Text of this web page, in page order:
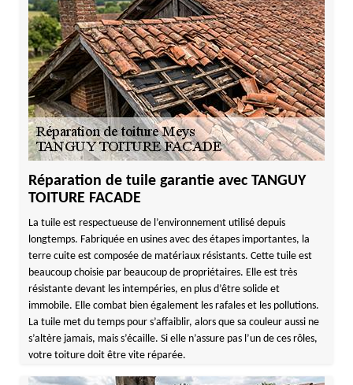
Réparation de tuile garantie avec TANGUY
TOITURE FACADE
La tuile est respectueuse de l’environnement utilisé depuis
longtemps. Fabriquée en usines avec des étapes importantes, la
terre cuite est composée de matériaux résistants. Cette tuile est
beaucoup choisie par beaucoup de propriétaires. Elle est très
résistante devant les intempéries, en plus d’être solide et
immobile. Elle combat bien également les rafales et les pollutions.
La tuile met du temps pour s’affaiblir, alors que sa couleur aussi ne
s’altère jamais, mais s’écaille. Si elle n’assure pas l’un de ces rôles,
votre toiture doit être vite réparée.